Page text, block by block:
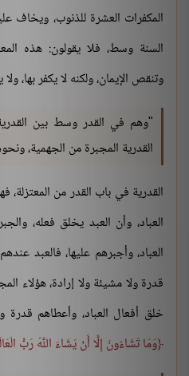
المكفرات العشرة للذنوب، ويخاف
السنة وسط، فلا يقولون: هذه
وتنقص الإيمان، ولكنه لا يكفر بها،
"وهم في القدر وسط بين
القدرية المجبرة من الجهمية،
القدرية في باب القدر من المعتزلة،
العباد، وأن العبد يخلق فعله،
العباد، وأجبرهم عليها، فالعبد
قدرة ولا مشيئة ولا إرادة، هؤلاء
خلق أفعال العباد، وأعطاهم قدرة
وَمَا تَشَاءُونَ إِلَّا أَنْ يَشَاءَ اللَّهُ رَبُّ